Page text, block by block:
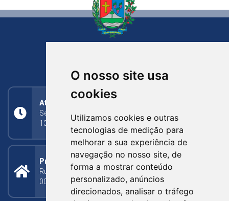
O nosso site usa
cookies
Utilizamos cookies e outras
tecnologias de medição para
melhorar a sua experiência de
navegação no nosso site, de
forma a mostrar conteúdo
personalizado, anúncios
direcionados, analisar o tráfego
Atendimento
Segunda a Sexta: 8h às 11h30min (manhã);
13h30min às 17h (tarde)
Prefeitura Municipal
Rua Silva Jardim, 505 - Bairro Centro - CEP: 95340-
000